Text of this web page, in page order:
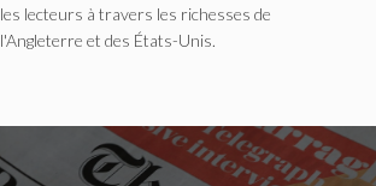
les lecteurs à travers les richesses de
l'Angleterre et des États-Unis.